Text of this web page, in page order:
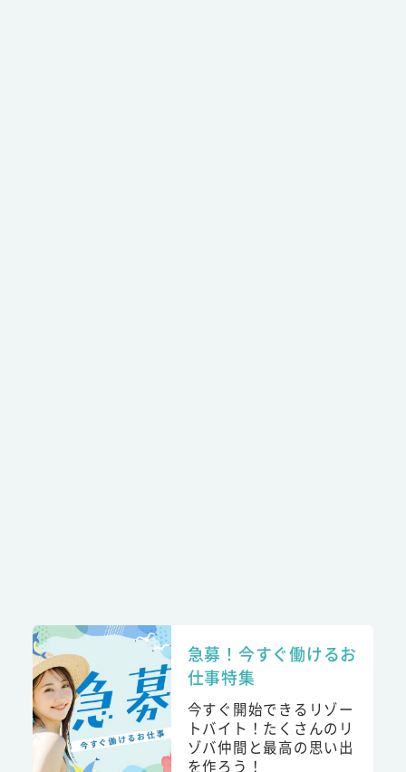
急募！今すぐ働けるお
仕事特集
今すぐ開始できるリゾー
トバイト！たくさんのリ
ゾバ仲間と最高の思い出
を作ろう！